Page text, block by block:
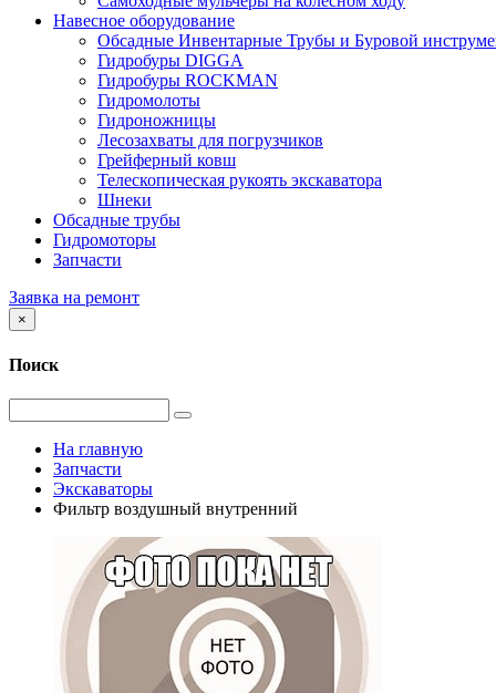
Навесное оборудование
Обсадные Инвентарные Трубы и Буровой
Гидробуры DIGGA
Гидробуры ROCKMAN
Гидромолоты
Гидроножницы
Лесозахваты для погрузчиков
Грейферный ковш
Телескопическая рукоять экскаватора
Шнеки
Обсадные трубы
Гидромоторы
Запчасти
Заявка на ремонт
×
Поиск
На главную
Запчасти
Экскаваторы
Фильтр воздушный внутренний